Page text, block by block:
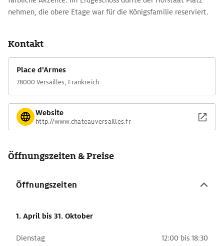
nehmen, die obere Etage war für die Königsfamilie reserviert.
wurden hier getraut.
Kontakt
Place d'Armes
78000 Versailles, Frankreich
Website
http://www.chateauversailles.fr
Öffnungszeiten & Preise
Öffnungszeiten
1. April bis 31. Oktober
Dienstag 12:00 bis 18:30